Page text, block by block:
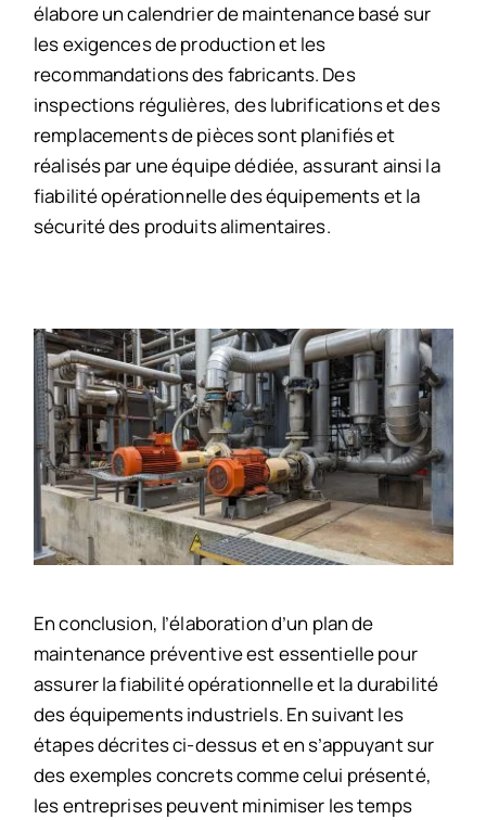
élabore un calendrier de maintenance basé sur
les exigences de production et les
recommandations des fabricants. Des
inspections régulières, des lubrifications et des
remplacements de pièces sont planifiés et
réalisés par une équipe dédiée, assurant ainsi la
fiabilité opérationnelle des équipements et la
sécurité des produits alimentaires.
En conclusion, l’élaboration d’un plan de
maintenance préventive est essentielle pour
assurer la fiabilité opérationnelle et la durabilité
des équipements industriels. En suivant les
étapes décrites ci-dessus et en s’appuyant sur
des exemples concrets comme celui présenté,
les entreprises peuvent minimiser les temps